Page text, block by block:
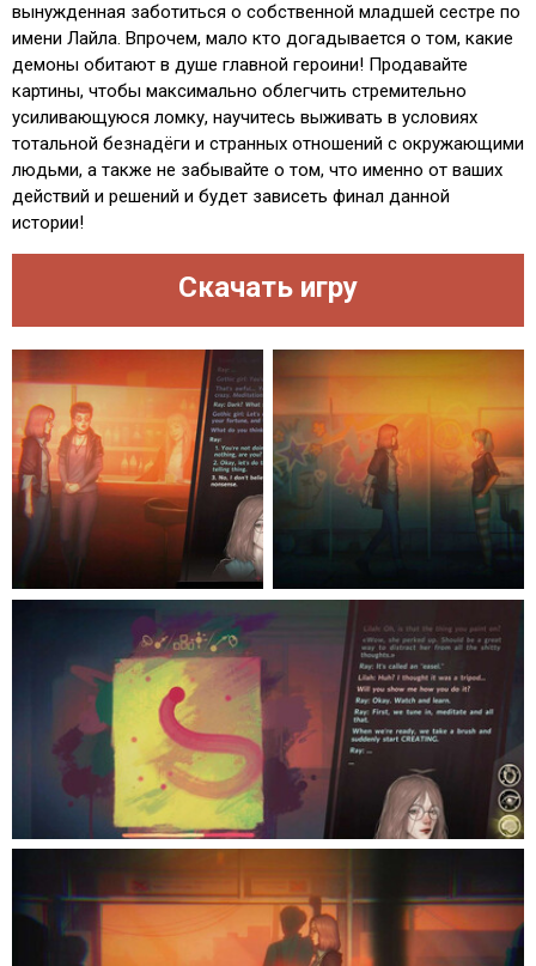
вынужденная заботиться о собственной младшей сестре по
имени Лайла. Впрочем, мало кто догадывается о том, какие
демоны обитают в душе главной героини! Продавайте
картины, чтобы максимально облегчить стремительно
усиливающуюся ломку, научитесь выживать в условиях
тотальной безнадёги и странных отношений с окружающими
людьми, а также не забывайте о том, что именно от ваших
действий и решений и будет зависеть финал данной
истории!
Скачать игру